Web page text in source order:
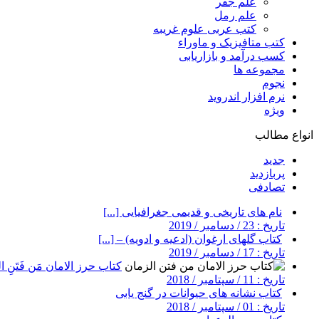
علم رمل
کتب عربی علوم غریبه
کتب متافیزیک و ماوراء
کسب درآمد و بازاریابی
مجموعه ها
نجوم
نرم افزار اندروید
ویژه
انواع مطالب
جدید
پربازدید
تصادفی
نام های تاریخی و قدیمی جغرافیایی [...]
تاریخ : 23 / دسامبر / 2019
کتاب گلهای ارغوان (ادعیه و ادویه) – [...]
تاریخ : 17 / دسامبر / 2019
کتاب حرز الامان مَن فَتَنِ
تاریخ : 11 / سپتامبر / 2018
کتاب نشانه های حیوانات در گنج یابی
تاریخ : 01 / سپتامبر / 2018